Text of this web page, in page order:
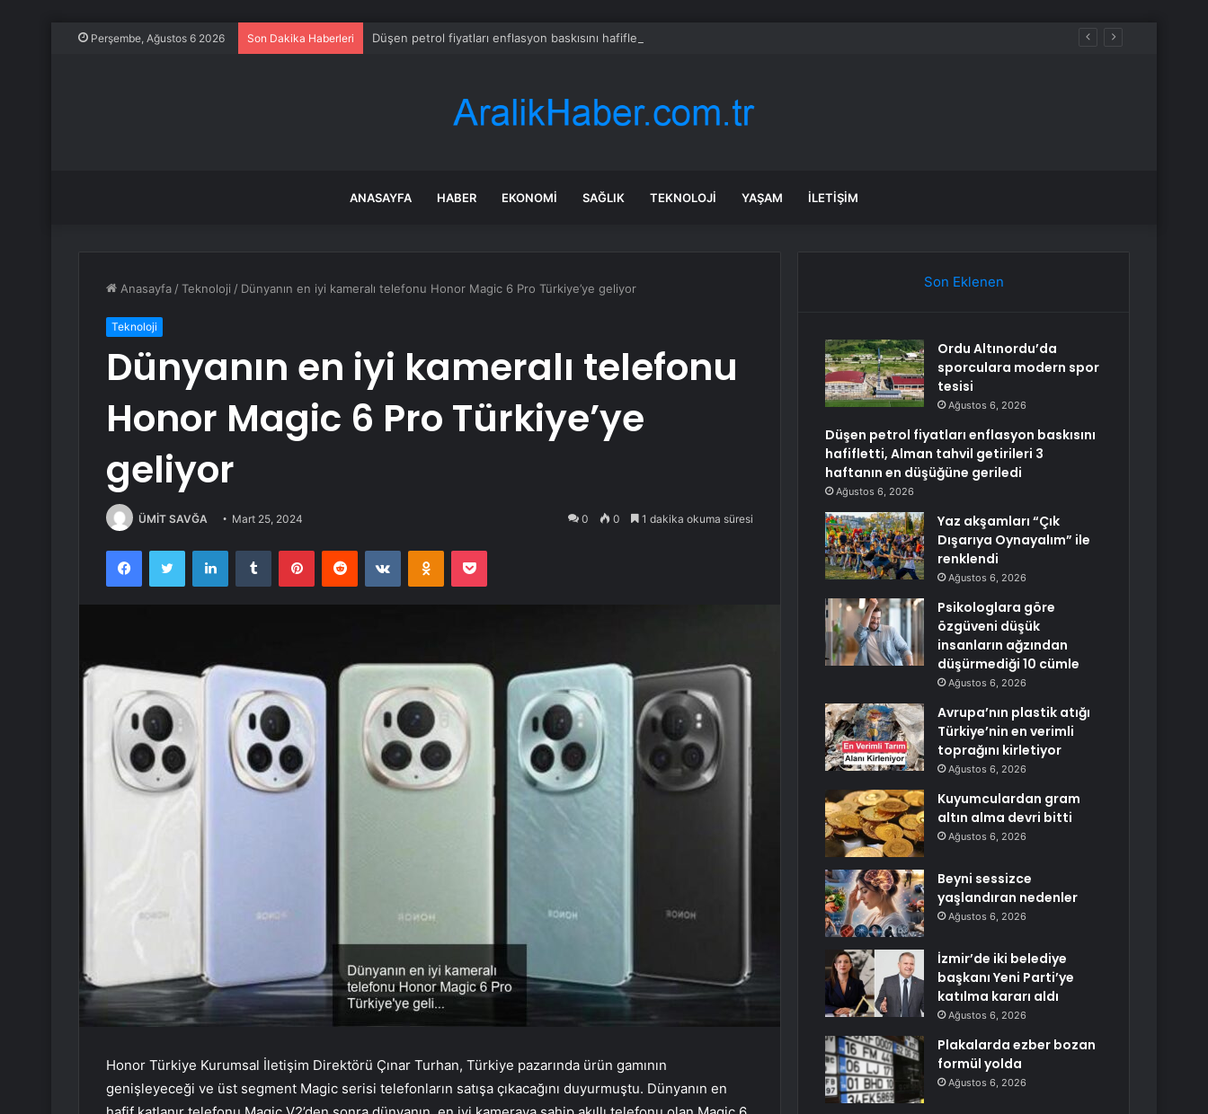
Perşembe, Ağustos 6 2026 Son Dakika Haberleri Düşen petrol fiyatları enflasyon baskısını hafifletti, Alman tahvil getirileri 3 haftanın en düşüğüne geriledi
ANASAYFA HABER EKONOMI SAĞLIK TEKNOLOJI YAŞAM İLETIŞIM
Anasayfa /Teknoloji / Dünyanın en iyi kameralı telefonu Honor Magic 6 Pro Türkiye’ye geliyor
Teknoloji
Dünyanın en iyi kameralı telefonu
Honor Magic 6 Pro Türkiye’ye
geliyor
ÜMİT SAVĞA Mart 25, 2024 0 0 1 dakika okuma süresi
FacebookTwitter LinkedInTumblr PinterestReddit VKontakteOdnoklassniki
Pocket
Honor Türkiye Kurumsal İletişim Direktörü Çınar Turhan, Türkiye pazarında ürün gamının
genişleyeceği ve üst segment Magic serisi telefonların satışa çıkacağını duyurmuştu. Dünyanın en
Son Eklenen
Ordu Altınordu’da
sporculara modern spor
tesisi
Ağustos 6, 2026
Düşen petrol fiyatları enflasyon baskısını
hafifletti, Alman tahvil getirileri 3
haftanın en düşüğüne geriledi
Ağustos 6, 2026
Yaz akşamları “Çık
Dışarıya Oynayalım” ile
renklendi
Ağustos 6, 2026
Psikologlara göre
özgüveni düşük
insanların ağzından
düşürmediği 10 cümle
Ağustos 6, 2026
Avrupa’nın plastik atığı
Türkiye’nin en verimli
toprağını kirletiyor
Ağustos 6, 2026
Kuyumculardan gram
altın alma devri bitti
Ağustos 6, 2026
Beyni sessizce
yaşlandıran nedenler
Ağustos 6, 2026
İzmir’de iki belediye
başkanı Yeni Parti’ye
katılma kararı aldı
Ağustos 6, 2026
Plakalarda ezber bozan
formül yolda
Ağustos 6, 2026